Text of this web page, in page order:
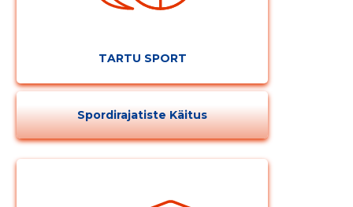
TARTU SPORT
Spordirajatiste Käitus